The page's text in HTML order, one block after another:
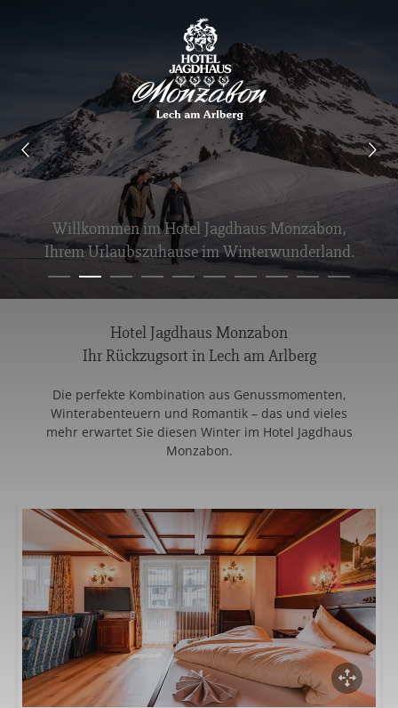
Willkommen im Hotel Jagdhaus Monzabon,
Ihrem Urlaubszuhause im Winterwunderland.
Hotel Jagdhaus Monzabon
Ihr Rückzugsort in Lech am Arlberg
Die perfekte Kombination aus Genussmomenten,
Winterabenteuern und Romantik – das und vieles
mehr erwartet Sie diesen Winter im Hotel Jagdhaus
Monzabon.